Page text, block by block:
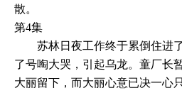
散。
第4集
苏林日夜工作终于累倒住进
了号啕大哭，引起乌龙。童厂长
大丽留下，而大丽心意已决一心